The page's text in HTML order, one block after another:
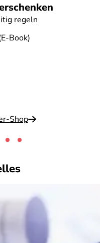
regeln
Book)
Shop